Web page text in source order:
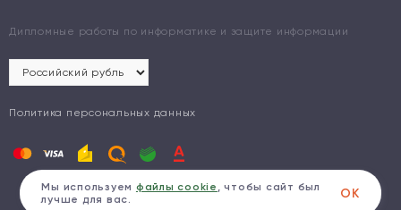
Дипломные работы по информатике и защите информации
Политика персональных данных
Мы используем файлы cookie , чтобы сайт был
лучше для вас.
ОК